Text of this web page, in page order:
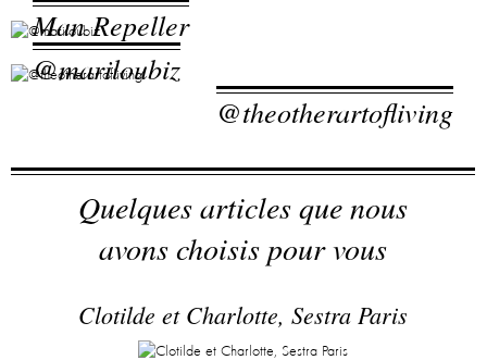
Man Repeller
@mariloubiz
@theotherartofliving
Quelques articles que nous
avons choisis pour vous
Clotilde et Charlotte, Sestra Paris